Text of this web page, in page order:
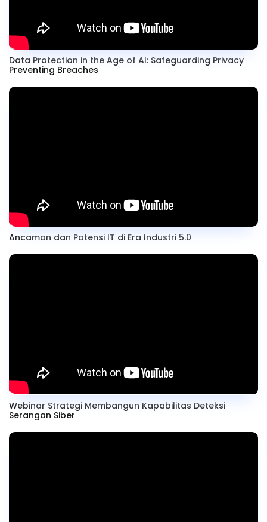
Data Protection in the Age of AI: Safeguarding Privacy
Preventing Breaches
Ancaman dan Potensi IT di Era Industri 5.0
Webinar Strategi Membangun Kapabilitas Deteksi
Serangan Siber